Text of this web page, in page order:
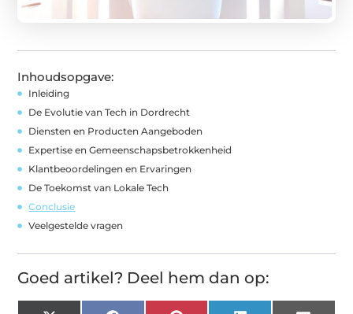
Inhoudsopgave:
Inleiding
De Evolutie van Tech in Dordrecht
Diensten en Producten Aangeboden
Expertise en Gemeenschapsbetrokkenheid
Klantbeoordelingen en Ervaringen
De Toekomst van Lokale Tech
Conclusie
Veelgestelde vragen
Goed artikel? Deel hem dan op: